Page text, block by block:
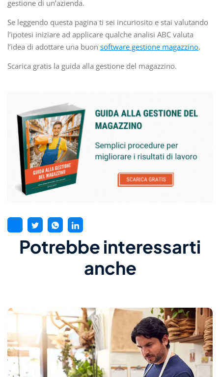
gestione di un’azienda.
Se leggendo questa pagina ti sei incuriosito e stai valutando
l’ipotesi iniziare ad applicare qualche analisi ABC valuta
l’idea di adottare una buon software gestione magazzino.
Scarica gratis la guida alla gestione del magazzino.
Potrebbe interessarti
anche